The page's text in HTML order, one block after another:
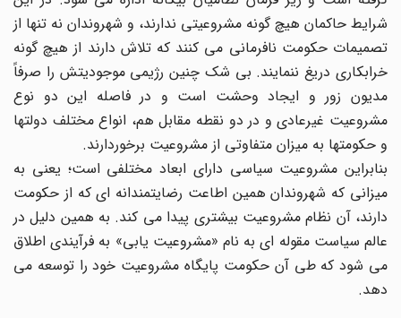
شرایط حاکمان هیچ گونه مشروعیتی ندارند، و شهروندان نه تنها از
تصمیمات حکومت نافرمانی می کنند که تلاش دارند از هیچ گونه
خرابکاری دریغ ننمایند. بی شک چنین رژیمی موجودیتش را صرفاً
مدیون زور و ایجاد وحشت است و در فاصله این دو نوع
مشروعیت غیرعادی و در دو نقطه مقابل هم، انواع مختلف دولتها
و حکومتها به میزان متفاوتی از مشروعیت برخوردارند.
بنابراین مشروعیت سیاسی دارای ابعاد مختلفی است؛ یعنی به
میزانی که شهروندان همین اطاعت رضایتمندانه ای که از حکومت
دارند، آن نظام مشروعیت بیشتری پیدا می کند. به همین دلیل در
عالم سیاست مقوله ای به نام «مشروعیت یابی» به فرآیندی اطلاق
می شود که طی آن حکومت پایگاه مشروعیت خود را توسعه می
دهد.